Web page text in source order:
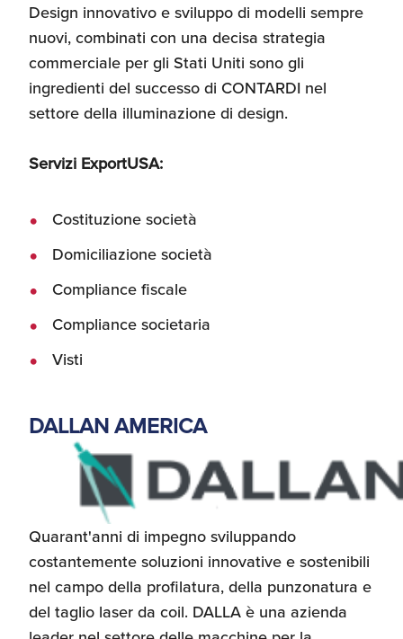
Design innovativo e sviluppo di modelli sempre
nuovi, combinati con una decisa strategia
commerciale per gli Stati Uniti sono gli
ingredienti del successo di CONTARDI nel
settore della illuminazione di design.
Servizi ExportUSA:
Costituzione società
Domiciliazione società
Compliance fiscale
Compliance societaria
Visti
DALLAN AMERICA
Quarant'anni di impegnosviluppando
costantemente soluzioni innovative e sostenibili
nel campo della profilatura, della punzonatura e
del taglio laser da coil. DALLA è una azienda